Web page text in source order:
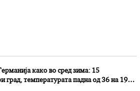
како во сред зима: 15
град, температурата падна од 36 на 19